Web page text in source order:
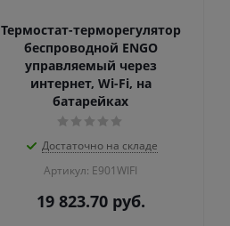
Термостат-терморегулятор
беспроводной ENGO
управляемый через
интернет, Wi-Fi, на
батарейках
Достаточно на складе
Артикул: E901WIFI
19 823.70руб.